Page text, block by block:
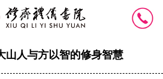
山人与方以智的修身智慧